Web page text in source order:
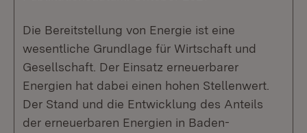
Die Bereitstellung von Energie ist eine
wesentliche Grundlage für Wirtschaft und
Gesellschaft. Der Einsatz erneuerbarer
Energien hat dabei einen hohen Stellenwert.
Der Stand und die Entwicklung des Anteils
der erneuerbaren Energien in Baden-